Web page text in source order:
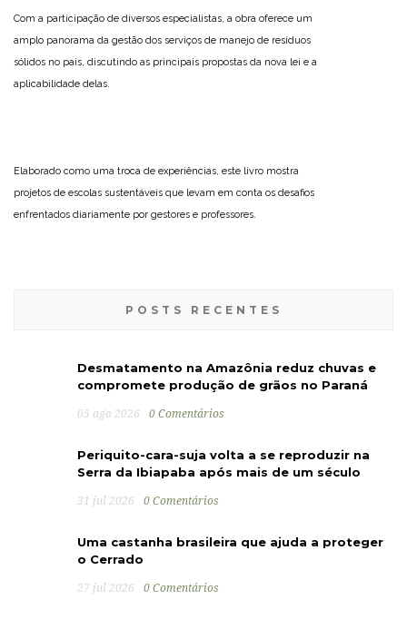
Com a participação de diversos especialistas, a obra oferece um
amplo panorama da gestão dos serviços de manejo de resíduos
sólidos no país, discutindo as principais propostas da nova lei e a
aplicabilidade delas.
Elaborado como uma troca de experiências, este livro mostra
projetos de escolas sustentáveis que levam em conta os desafios
enfrentados diariamente por gestores e professores.
POSTS RECENTES
Desmatamento na Amazônia reduz chuvas e
compromete produção de grãos no Paraná
05 ago 2026 0 Comentários
Periquito-cara-suja volta a se reproduzir na
Serra da Ibiapaba após mais de um século
31 jul 2026 0 Comentários
Uma castanha brasileira que ajuda a proteger
o Cerrado
27 jul 2026 0 Comentários